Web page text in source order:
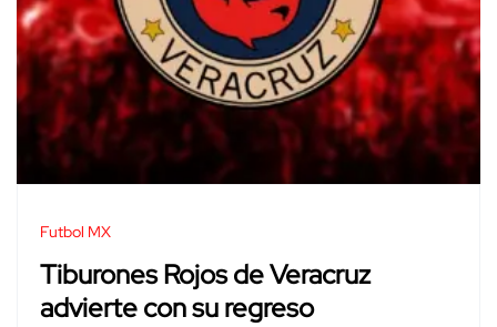
Futbol MX
Tiburones Rojos de Veracruz
advierte con su regreso